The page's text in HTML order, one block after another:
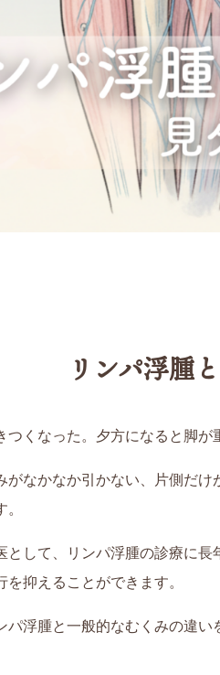
リンパ浮腫
つくなった。夕方になると脚
がなかなか引かない、片側だ
として、リンパ浮腫の診療に
を抑えることができます。
パ浮腫と一般的なむくみの違